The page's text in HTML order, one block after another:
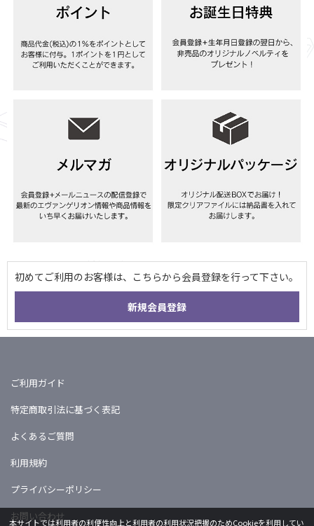
ご利用ガイド
特定商取引法に基づく表記
よくあるご質問
利用規約
プライバシーポリシー
お問い合わせ
本サイトでは利用者の利便性向上と利用者の利用状況把握のためCookieを利用してい